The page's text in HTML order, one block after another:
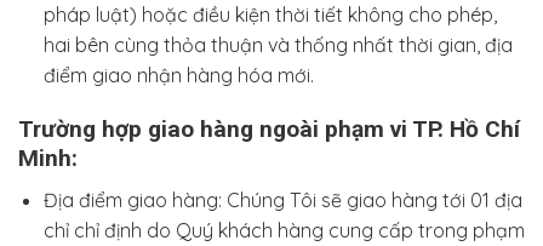
pháp luật) hoặc điều kiện thời tiết không cho phép,
hai bên cùng thỏa thuận và thống nhất thời gian, địa
điểm giao nhận hàng hóa mới.
Trường hợp giao hàng ngoài phạm vi TP. Hồ Chí
Minh:
Địa điểm giao hàng: Chúng Tôi sẽ giao hàng tới 01 địa
chỉ chỉ định do Quý khách hàng cung cấp trong phạm